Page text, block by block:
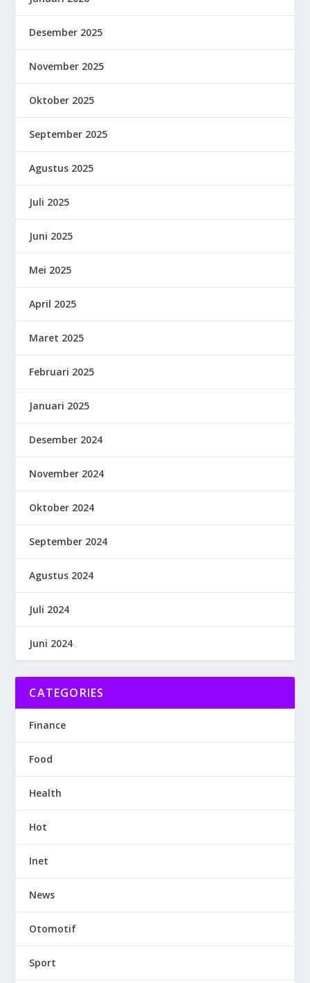
Desember 2025
November 2025
Oktober 2025
September 2025
Agustus 2025
Juli 2025
Juni 2025
Mei 2025
April 2025
Maret 2025
Februari 2025
Januari 2025
Desember 2024
November 2024
Oktober 2024
September 2024
Agustus 2024
Juli 2024
Juni 2024
CATEGORIES
Finance
Food
Health
Hot
Inet
News
Otomotif
Sport